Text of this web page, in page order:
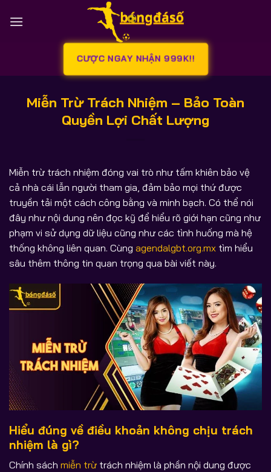
qua
CƯỢC NGAY NHẬN 999K!!
Miễn Trừ Trách Nhiệm – Bảo Toàn
Quyền Lợi Chất Lượng
Miễn trừ trách nhiệm đóng vai trò như tấm khiên bảo vệ
cả nhà cái lẫn người tham gia, đảm bảo mọi thứ được
truyền tải một cách công bằng và minh bạch. Có thể nói
đây như nội dung nên đọc kỹ để hiểu rõ giới hạn cũng như
phạm vi sử dụng dữ liệu cũng như các tình huống mà hệ
thống không liên quan. Cùng agendalgbt.org.mx tìm hiểu
sâu thêm thông tin quan trọng qua bài viết này.
Hiểu đúng về điều khoản không chịu trách
nhiệm là gì?
Chính sách miễn trừ trách nhiệm là phần nội dung được